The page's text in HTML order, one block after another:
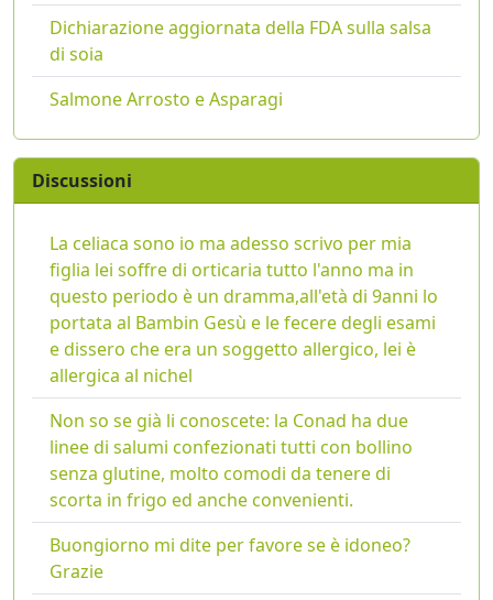
Dichiarazione aggiornata della FDA sulla salsa
di soia
Salmone Arrosto e Asparagi
Discussioni
La celiaca sono io ma adesso scrivo per mia
figlia lei soffre di orticaria tutto l'anno ma in
questo periodo è un dramma,all'età di 9anni lo
portata al Bambin Gesù e le fecere degli esami
e dissero che era un soggetto allergico, lei è
allergica al nichel
Non so se già li conoscete: la Conad ha due
linee di salumi confezionati tutti con bollino
senza glutine, molto comodi da tenere di
scorta in frigo ed anche convenienti.
Buongiorno mi dite per favore se è idoneo?
Grazie